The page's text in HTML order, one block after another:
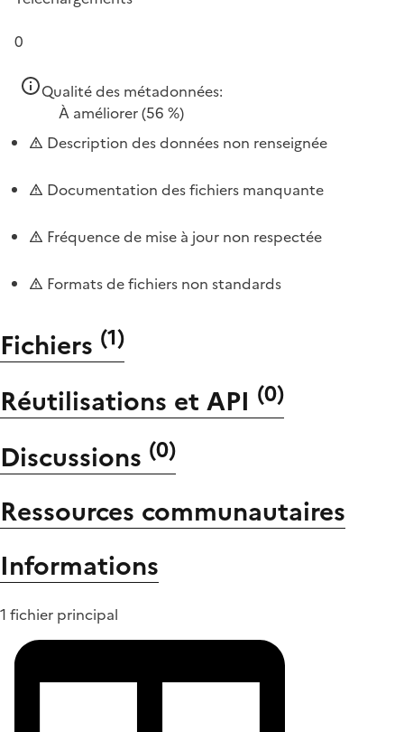
0
Qualité des métadonnées:
À améliorer(56 %)
Description des données non renseignée
Documentation des fichiers manquante
Fréquence de mise à jour non respectée
Formats de fichiers non standards
Fichiers (1)
Réutilisations et API (0)
Discussions (0)
Ressources communautaires
Informations
1 fichier principal